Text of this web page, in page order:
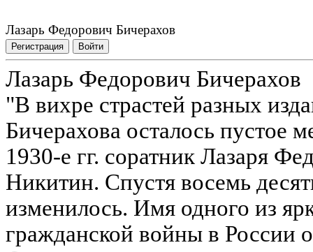
Лазарь Федорович Бичерахов
Регистрация Войти
Лазарь Федорович Бичерахов
"В вихре страстей разных
Бичерахова осталось пустое
1930-е гг. соратник Лазаря
Никитин. Спустя восемь
изменилось. Имя одного из
гражданской войны в России